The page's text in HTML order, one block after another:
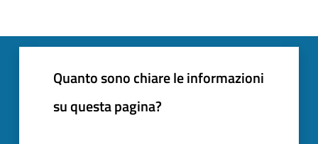
Quanto sono chiare le informazioni
su questa pagina?